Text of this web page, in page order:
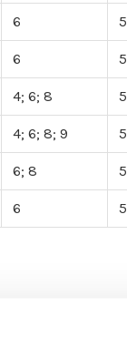
6
6
4; 6; 8
4; 6; 8; 9
6; 8
6